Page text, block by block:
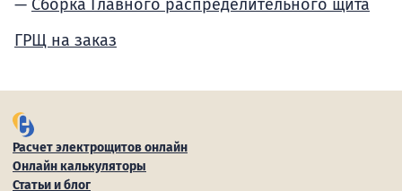
Сборка Главного распределительного щита
ГРЩ на заказ
Расчет электрощитов онлайн
Онлайн калькуляторы
Статьи и блог